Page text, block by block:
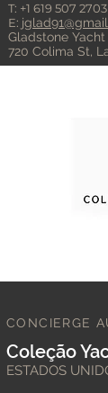
T: +1 619 507 2703
E:
Gladstone
720 Colima St,
CONCIERGE
Coleção
ESTADOS